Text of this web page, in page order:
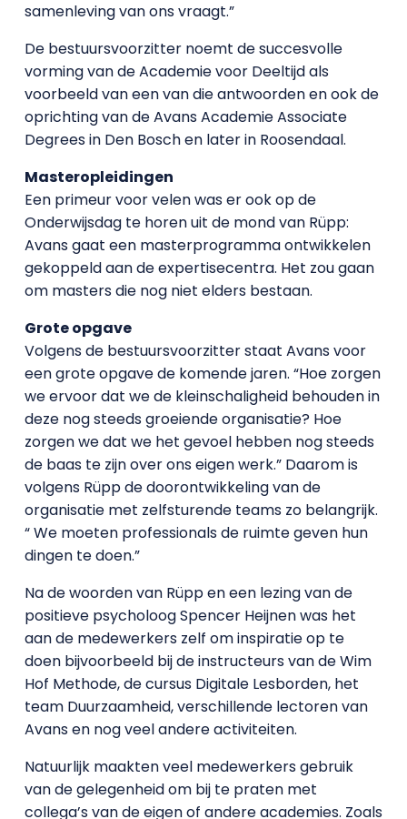
samenleving van ons vraagt.”
De bestuursvoorzitter noemt de succesvolle
vorming van de Academie voor Deeltijd als
voorbeeld van een van die antwoorden en ook de
oprichting van de Avans Academie Associate
Degrees in Den Bosch en later in Roosendaal.
Masteropleidingen
Een primeur voor velen was er ook op de
Onderwijsdag te horen uit de mond van Rüpp:
Avans gaat een masterprogramma ontwikkelen
gekoppeld aan de expertisecentra. Het zou gaan
om masters die nog niet elders bestaan.
Grote opgave
Volgens de bestuursvoorzitter staat Avans voor
een grote opgave de komende jaren. “Hoe zorgen
we ervoor dat we de kleinschaligheid behouden in
deze nog steeds groeiende organisatie? Hoe
zorgen we dat we het gevoel hebben nog steeds
de baas te zijn over ons eigen werk.” Daarom is
volgens Rüpp de doorontwikkeling van de
organisatie met zelfsturende teams zo belangrijk.
“ We moeten professionals de ruimte geven hun
dingen te doen.”
Na de woorden van Rüpp en een lezing van de
positieve psycholoog Spencer Heijnen was het
aan de medewerkers zelf om inspiratie op te
doen bijvoorbeeld bij de instructeurs van de Wim
Hof Methode, de cursus Digitale Lesborden, het
team Duurzaamheid, verschillende lectoren van
Avans en nog veel andere activiteiten.
Natuurlijk maakten veel medewerkers gebruik
van de gelegenheid om bij te praten met
collega’s van de eigen of andere academies. Zoals